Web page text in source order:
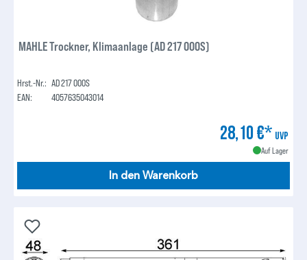
MAHLE Trockner, Klimaanlage (AD 217 000S)
Hrst.-Nr.: AD 217 000S
EAN:
4057635043014
28,10 €* UVP
Auf Lager
In den Warenkorb